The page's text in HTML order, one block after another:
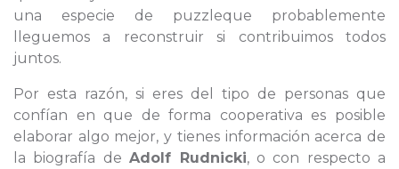
una especie de puzzleque probablemente
lleguemos a reconstruir si contribuimos todos
juntos.
Por esta razón, si eres del tipo de personas que
confían en que de forma cooperativa es posible
elaborar algo mejor, y tienes información acerca de
la biografía deAdolf Rudnicki, o con respecto a